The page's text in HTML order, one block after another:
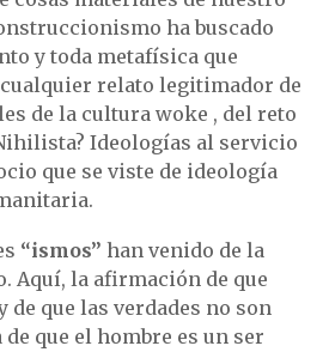
ha buscado
y toda metafísica que
relato legitimador de
de la cultura woke , del reto
Ideologías al servicio
que se viste de ideología
“ismos” han venido de la
Aquí, la afirmación de que
de que las verdades no son
que el hombre es un ser